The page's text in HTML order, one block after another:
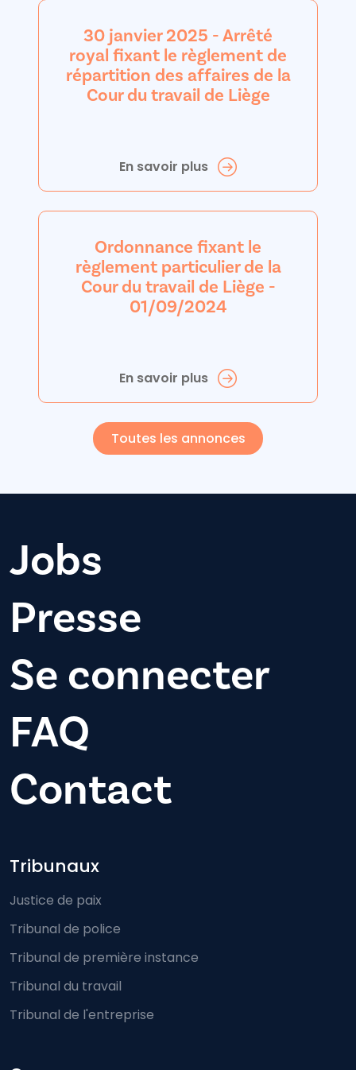
30 janvier 2025 - Arrêté
royal fixant le règlement de
répartition des affaires de la
Cour du travail de Liège
En savoir plus
Ordonnance fixant le
règlement particulier de la
Cour du travail de Liège -
01/09/2024
En savoir plus
Toutes les annonces
Jobs
Presse
Se connecter
FAQ
Contact
Footer-menu
Tribunaux
Justice de paix
Tribunal de police
Tribunal de première instance
Tribunal du travail
Tribunal de l'entreprise